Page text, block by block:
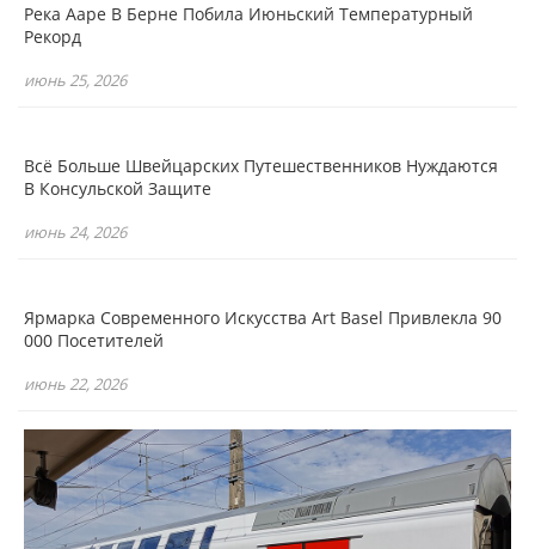
Река Ааре В Берне Побила Июньский Температурный
Рекорд
июнь 25, 2026
Всё Больше Швейцарских Путешественников Нуждаются
В Консульской Защите
июнь 24, 2026
Ярмарка Современного Искусства Art Basel Привлекла 90
000 Посетителей
июнь 22, 2026